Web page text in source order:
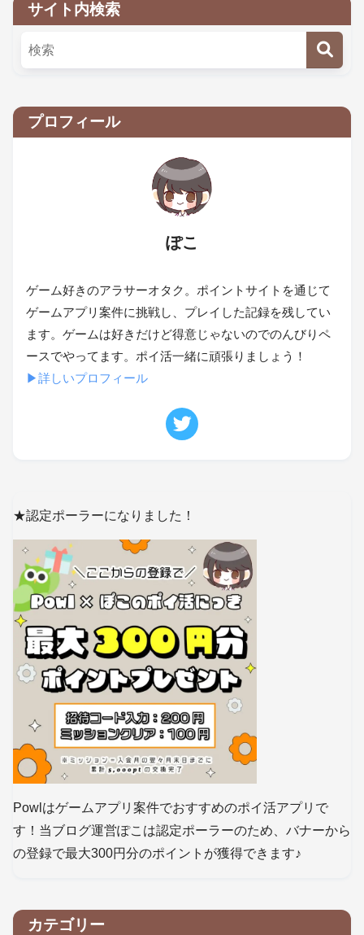
サイト内検索
プロフィール
ぽこ
ゲーム好きのアラサーオタク。ポイントサイトを通じて
ゲームアプリ案件に挑戦し、プレイした記録を残してい
ます。ゲームは好きだけど得意じゃないのでのんびりペ
ースでやってます。ポイ活一緒に頑張りましょう！
▶詳しいプロフィール
★認定ポーラーになりました！
Powlはゲームアプリ案件でおすすめのポイ活アプリで
す！当ブログ運営ぽこは認定ポーラーのため、バナーから
の登録で最大300円分のポイントが獲得できます♪
カテゴリー